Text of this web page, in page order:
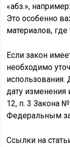
«абз.»,
Это особенно
материалов, где
Если закон
необходимо
дату изменения
12, п. 3 Закона
Федеральным
Ссылки на